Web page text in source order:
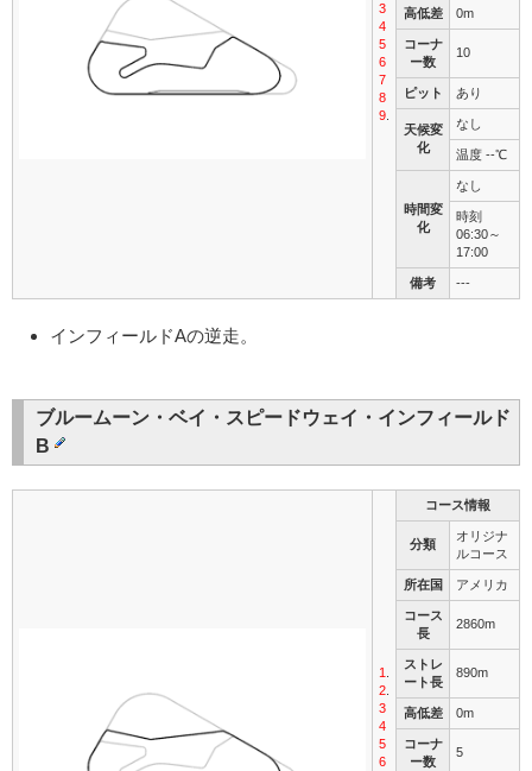
3
4
5
6
7
8
9
高低差 0m
コーナ
ー数
10
ピット あり
天候変
化
なし
温度 --℃
時間変
化
なし
時刻
06:30～
17:00
備考 ---
インフィールドAの逆走。
ブルームーン・ベイ・スピードウェイ・インフィールド
B
1
2
3
4
5
6
コース情報
分類
オリジナ
ルコース
所在国 アメリカ
コース
長
2860m
ストレ
ート長
890m
高低差 0m
コーナ
ー数
5